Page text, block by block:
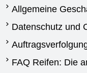
Allgemeine
Datenschutz und
FAQ Reifen: Die